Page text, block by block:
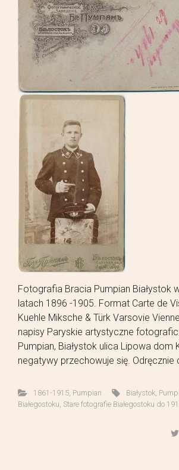
Fotografia Bracia Pumpian Białystok
latach 1896 -1905. Format Carte de
Kuehle Miksche & Türk Varsovie
napisy Paryskie artystyczne
Pumpian, Białystok ulica Lipowa dom
negatywy przechowuje się. Odręcznie
1861-1915, Pumpian Białystok
Białegostoku Stare fotografie Białegostoku do